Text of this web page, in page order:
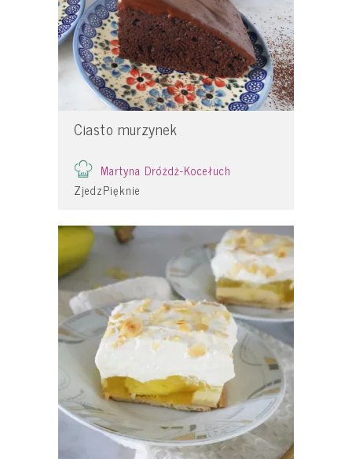
Ciasto murzynek
Martyna Dróżdż-Kocełuch
ZjedzPięknie